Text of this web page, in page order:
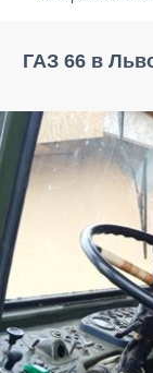
ГАЗ 66 в